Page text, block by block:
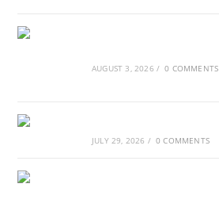
AUGUST 3, 2026 / 0 COMMENTS
JULY 29, 2026 / 0 COMMENTS